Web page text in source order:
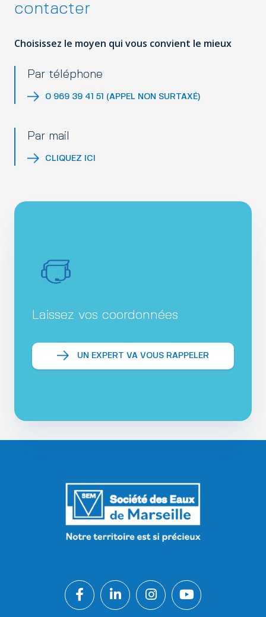
contacter
Choisissez le moyen qui vous convient le mieux
Par téléphone
0 969 39 41 51 (APPEL NON SURTAXÉ)
Par mail
CLIQUEZ ICI
Laissez vos coordonnées
UN EXPERT VA VOUS RAPPELER